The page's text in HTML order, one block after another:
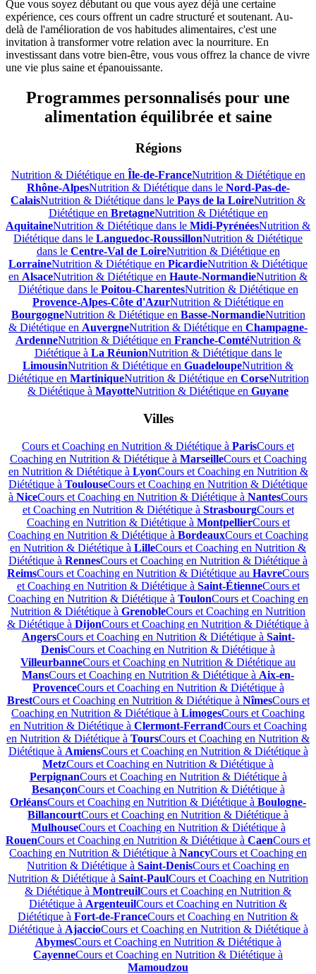
Que vous soyez débutant ou que vous ayez déjà une certaine
expérience, ces cours offrent un cadre structuré et soutenant. Au-
delà de l'amélioration de vos habitudes alimentaires, c'est une
invitation à transformer votre relation avec la nourriture. En
investissant dans votre bien-être, vous vous offrez la chance de vivre
une vie plus saine et épanouissante.
Programmes personnalisés pour une
alimentation équilibrée et saine
Régions
Nutrition & Diététique en Île-de-FranceNutrition & Diététique en
Rhône-AlpesNutrition & Diététique dans le Nord-Pas-de-
CalaisNutrition & Diététique dans le Pays de la LoireNutrition &
Diététique en BretagneNutrition & Diététique en
AquitaineNutrition & Diététique dans le Midi-PyrénéesNutrition &
Diététique dans le Languedoc-RoussillonNutrition & Diététique
dans le Centre-Val de LoireNutrition & Diététique en
LorraineNutrition & Diététique en PicardieNutrition & Diététique
en AlsaceNutrition & Diététique en Haute-NormandieNutrition &
Diététique dans le Poitou-CharentesNutrition & Diététique en
Provence-Alpes-Côte d'AzurNutrition & Diététique en
BourgogneNutrition & Diététique en Basse-NormandieNutrition
& Diététique en AuvergneNutrition & Diététique en Champagne-
ArdenneNutrition & Diététique en Franche-ComtéNutrition &
Diététique à La RéunionNutrition & Diététique dans le
LimousinNutrition & Diététique en GuadeloupeNutrition &
Diététique en MartiniqueNutrition & Diététique en CorseNutrition
& Diététique à MayotteNutrition & Diététique en Guyane
Villes
Cours et Coaching en Nutrition & Diététique à ParisCours et
Coaching en Nutrition & Diététique à MarseilleCours et Coaching
en Nutrition & Diététique à LyonCours et Coaching en Nutrition &
Diététique à ToulouseCours et Coaching en Nutrition & Diététique
à NiceCours et Coaching en Nutrition & Diététique à NantesCours
et Coaching en Nutrition & Diététique à StrasbourgCours et
Coaching en Nutrition & Diététique à MontpellierCours et
Coaching en Nutrition & Diététique à BordeauxCours et Coaching
en Nutrition & Diététique à LilleCours et Coaching en Nutrition &
Diététique à RennesCours et Coaching en Nutrition & Diététique à
ReimsCours et Coaching en Nutrition & Diététique au HavreCours
et Coaching en Nutrition & Diététique à Saint-ÉtienneCours et
Coaching en Nutrition & Diététique à ToulonCours et Coaching en
Nutrition & Diététique à GrenobleCours et Coaching en Nutrition
& Diététique à DijonCours et Coaching en Nutrition & Diététique à
AngersCours et Coaching en Nutrition & Diététique à Saint-
DenisCours et Coaching en Nutrition & Diététique à
VilleurbanneCours et Coaching en Nutrition & Diététique au
MansCours et Coaching en Nutrition & Diététique à Aix-en-
ProvenceCours et Coaching en Nutrition & Diététique à
BrestCours et Coaching en Nutrition & Diététique à NîmesCours et
Coaching en Nutrition & Diététique à LimogesCours et Coaching
en Nutrition & Diététique à Clermont-FerrandCours et Coaching
en Nutrition & Diététique à ToursCours et Coaching en Nutrition &
Diététique à AmiensCours et Coaching en Nutrition & Diététique à
MetzCours et Coaching en Nutrition & Diététique à
PerpignanCours et Coaching en Nutrition & Diététique à
BesançonCours et Coaching en Nutrition & Diététique à
OrléansCours et Coaching en Nutrition & Diététique à Boulogne-
BillancourtCours et Coaching en Nutrition & Diététique à
MulhouseCours et Coaching en Nutrition & Diététique à
RouenCours et Coaching en Nutrition & Diététique à CaenCours et
Coaching en Nutrition & Diététique à NancyCours et Coaching en
Nutrition & Diététique à Saint-DenisCours et Coaching en
Nutrition & Diététique à Saint-PaulCours et Coaching en Nutrition
& Diététique à MontreuilCours et Coaching en Nutrition &
Diététique à ArgenteuilCours et Coaching en Nutrition &
Diététique à Fort-de-FranceCours et Coaching en Nutrition &
Diététique à AjaccioCours et Coaching en Nutrition & Diététique à
AbymesCours et Coaching en Nutrition & Diététique à
CayenneCours et Coaching en Nutrition & Diététique à
Mamoudzou